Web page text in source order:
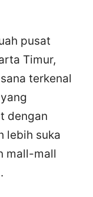
pusat
Timur,
terkenal
dengan
lebih suka
mall-mall